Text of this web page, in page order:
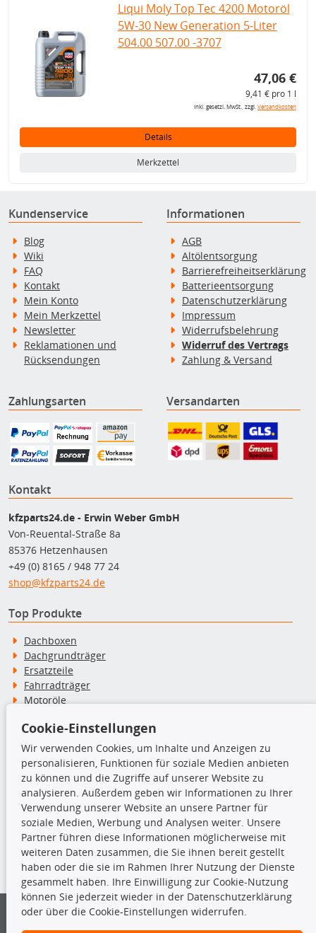
Liqui Moly Top Tec 4200 Motoröl
5W-30 New Generation 5-Liter
504.00 507.00 -3707
47,06 €
9,41 € pro 1 l
inkl. gesetzl. MwSt., zzgl.Versandkosten
Details
Merkzettel
Kundenservice
Blog
Wiki
FAQ
Kontakt
Mein Konto
Mein Merkzettel
Newsletter
Reklamationen und
Rücksendungen
Informationen
AGB
Altölentsorgung
Barrierefreiheitserklärung
Batterieentsorgung
Datenschutzerklärung
Impressum
Widerrufsbelehrung
Widerruf des Vertrags
Zahlung & Versand
Zahlungsarten Versandarten
Kontakt
kfzparts24.de - Erwin Weber GmbH
Von-Reuental-Straße 8a
85376 Hetzenhausen
+49 (0) 8165 / 948 77 24
shop@kfzparts24.de
Top Produkte
Dachboxen
Dachgrundträger
Ersatzteile
Fahrradträger
Motoröle
Schneeketten
TecDoc Inside
Die hier angezeigten Daten insbesondere die gesamte Datenbank dürfen
nicht kopiert werden.
Es ist zu unterlassen, die Daten oder die gesamte Datenbank ohne
vorherige Zustimmung von TecDoc zu vervielfältigen, zu verbreiten
und/oder diese Handlungen durch Dritte ausführen zu lassen. Ein
Cookie-Einstellungen
Wir verwenden Cookies, um Inhalte und Anzeigen zu
personalisieren, Funktionen für soziale Medien anbieten
zu können und die Zugriffe auf unserer Website zu
analysieren. Außerdem geben wir Informationen zu Ihrer
Verwendung unserer Website an unsere Partner für
soziale Medien, Werbung und Analysen weiter. Unsere
Partner führen diese Informationen möglicherweise mit
weiteren Daten zusammen, die Sie ihnen bereit gestellt
haben oder die sie im Rahmen Ihrer Nutzung der Dienste
gesammelt haben. Ihre Einwilligung zur Cookie-Nutzung
können Sie jederzeit wieder in der Datenschutzerklärung
oder über die Cookie-Einstellungen widerrufen.